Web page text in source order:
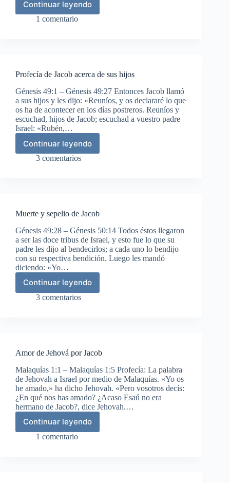
Continuar leyendo
Jacob
bendice
1 comentario
Profecía de Jacob acerca de sus hijos
Génesis 49:1 – Génesis 49:27 Entonces Jacob llamó
a sus hijos y les dijo: «Reuníos, y os declararé lo que
os ha de acontecer en los días postreros. Reuníos y
escuchad, hijos de Jacob; escuchad a vuestro padre
Israel: «Rubén,…
Continuar leyendo
Profecía
de
3 comentarios
Muerte y sepelio de Jacob
Génesis 49:28 – Génesis 50:14 Todos éstos llegaron
a ser las doce tribus de Israel, y esto fue lo que su
padre les dijo al bendecirlos; a cada uno lo bendijo
con su respectiva bendición. Luego les mandó
diciendo: «Yo…
Continuar leyendo
Muerte
y
3 comentarios
Amor de Jehová por Jacob
Malaquías 1:1 – Malaquías 1:5 Profecía: La palabra
de Jehovah a Israel por medio de Malaquías. «Yo os
he amado,» ha dicho Jehovah. «Pero vosotros decís:
¿En qué nos has amado? ¿Acaso Esaú no era
hermano de Jacob?, dice Jehovah.…
Continuar leyendo
Amor
de
1 comentario